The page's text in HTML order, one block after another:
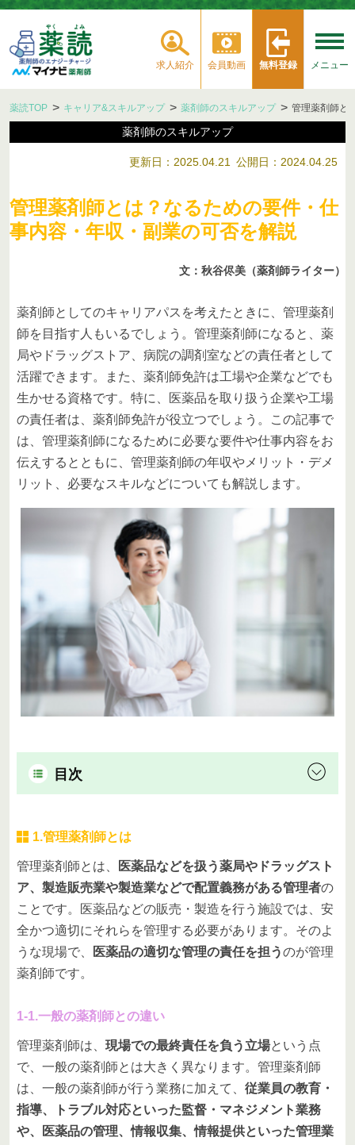
求人紹介 会員動画 無料登録 メニュー
薬読TOP キャリア&スキルアップ 薬剤師のスキルアップ 管理薬剤師と
薬剤師のスキルアップ
更新日：2025.04.21 公開日：2024.04.25
管理薬剤師とは？なるための要件・仕
事内容・年収・副業の可否を解説
文：秋谷侭美（薬剤師ライター）
薬剤師としてのキャリアパスを考えたときに、管理薬剤
師を目指す人もいるでしょう。管理薬剤師になると、薬
局やドラッグストア、病院の調剤室などの責任者として
活躍できます。また、薬剤師免許は工場や企業などでも
生かせる資格です。特に、医薬品を取り扱う企業や工場
の責任者は、薬剤師免許が役立つでしょう。この記事で
は、管理薬剤師になるために必要な要件や仕事内容をお
伝えするとともに、管理薬剤師の年収やメリット・デメ
リット、必要なスキルなどについても解説します。
目次
1.管理薬剤師とは
管理薬剤師とは、
医薬品などを扱う薬局やドラッグスト
ア、製造販売業や製造業などで配置義務がある管理者の
ことです。医薬品などの販売・製造を行う施設では、安
全かつ適切にそれらを管理する必要があります。そのよ
うな現場で、
医薬品の適切な管理の責任を担うのが管理
薬剤師です。
1-1.一般の薬剤師との違い
管理薬剤師は、 現場での最終責任を負う立場という点
で、一般の薬剤師とは大きく異なります。管理薬剤師
は、一般の薬剤師が行う業務に加えて、 従業員の教育・
指導、トラブル対応といった監督・マネジメント業務
や、医薬品の管理、情報収集、情報提供といった管理業